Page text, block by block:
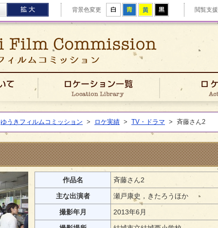
ゆうきFCについて ロケーション一覧
拡大 背景色変更 白 青 黄 閲覧支援
ゆうきフィルムコミッション > ロケ実績 > TV・ドラマ > 斉藤さん2
作品名 斉藤さん2
主な出演者 瀬戸康史，きたろうほか
撮影年月 2013年6月